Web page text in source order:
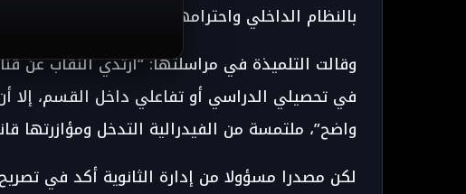
بالنظام الداخلي واحترامها للأطر التربوية وزملائها”.
وقالت التلميذة في مراسلتها: “أرتدي النقاب عن
في تحصيلي الدراسي أو تفاعلي داخل القسم، إلا
واضح”، ملتمسة من الفيدرالية التدخل ومؤازرتها
لكن مصدرا مسؤولا من إدارة الثانوية أكد في